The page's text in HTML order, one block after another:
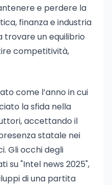
e perdere la
finanza e industria
trovare un equilibrio
competitività,
come l’anno in cui
la sfida nella
accettando il
statale nei
Gli occhi degli
su "Intel news 2025",
di una partita